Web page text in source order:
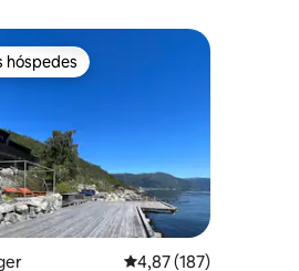
hóspedes
hóspedes
4,87 de uma avaliação
4,87 (187)